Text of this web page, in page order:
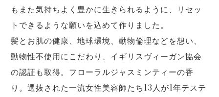
もまた気持ちよく豊かに生きられるように、リセッ
トできるような願いを込めて作りました。
髪とお肌の健康、地球環境、動物倫理などを想い、
動物性不使用にこだわり、イギリスヴィーガン協会
の認証も取得。フローラルジャスミンティーの香
り。選抜された一流女性美容師たち13人が1年テステ